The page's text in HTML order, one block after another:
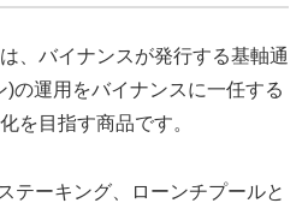
、バイナンスが発行する基軸通
の運用をバイナンスに一任する
を目指す商品です。
テーキング、ローンチプールと